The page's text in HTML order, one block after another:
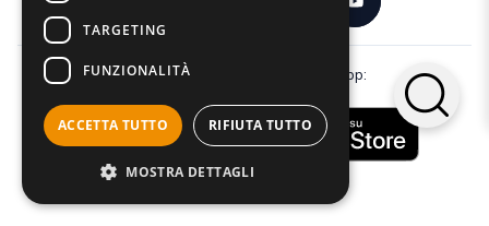
Scarica gratuitamente la nostra app:
TARGETING
FUNZIONALITÀ
ACCETTA TUTTO RIFIUTA TUTTO
MOSTRA DETTAGLI